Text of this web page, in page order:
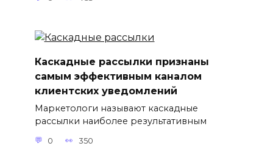
Каскадные рассылки признаны
самым эффективным каналом
клиентских уведомлений
Маркетологи называют каскадные
рассылки наиболее результативным
0 350